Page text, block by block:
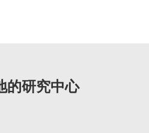
的研究中心